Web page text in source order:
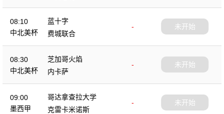
08:10
中北美杯
蓝十字
-
费城联合
未开始
08:30
中北美杯
芝加哥火焰
-
内卡萨
未开始
09:00
墨西甲
哥达拿查拉大学
-
克雷卡米诺斯
未开始